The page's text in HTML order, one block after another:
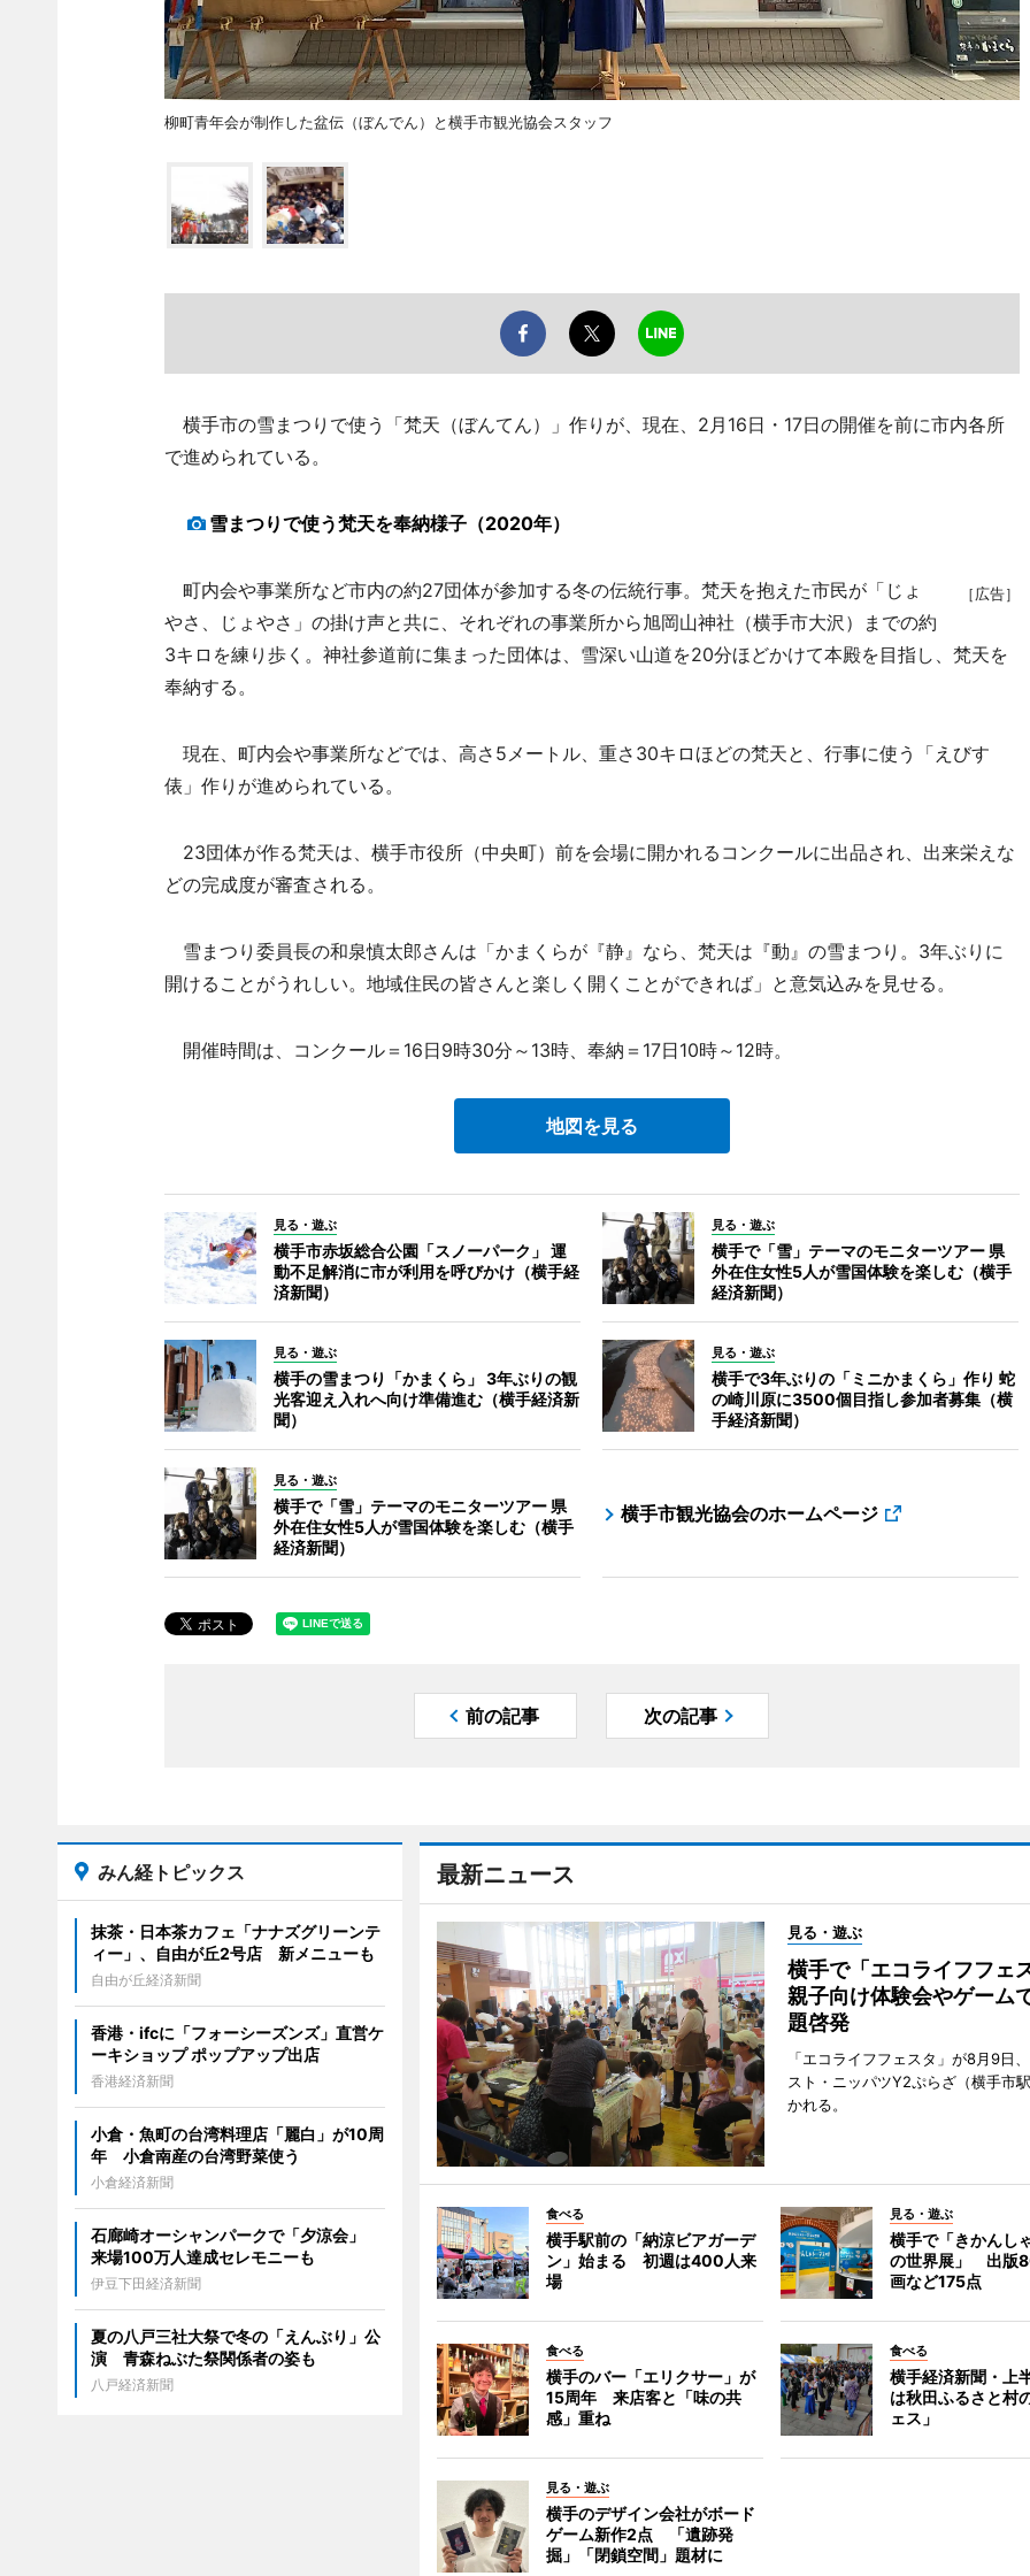
柳町青年会が制作した盆伝（ぼんでん）と横手市観光協会スタッフ
横手市の雪まつりで使う「梵天（ぼんてん）」作りが、現在、2月16日・17日の開催を前に市内各所
で進められている。
雪まつりで使う梵天を奉納様子（2020年）
［広告］
町内会や事業所など市内の約27団体が参加する冬の伝統行事。梵天を抱えた市民が「じょ
やさ、じょやさ」の掛け声と共に、それぞれの事業所から旭岡山神社（横手市大沢）までの約
3キロを練り歩く。神社参道前に集まった団体は、雪深い山道を20分ほどかけて本殿を目指し、梵天を
奉納する。
現在、町内会や事業所などでは、高さ5メートル、重さ30キロほどの梵天と、行事に使う「えびす
俵」作りが進められている。
23団体が作る梵天は、横手市役所（中央町）前を会場に開かれるコンクールに出品され、出来栄えな
どの完成度が審査される。
雪まつり委員長の和泉慎太郎さんは「かまくらが『静』なら、梵天は『動』の雪まつり。3年ぶりに
開けることがうれしい。地域住民の皆さんと楽しく開くことができれば」と意気込みを見せる。
開催時間は、コンクール＝16日9時30分～13時、奉納＝17日10時～12時。
地図を見る
見る・遊ぶ
横手市赤坂総合公園「スノーパーク」 運
動不足解消に市が利用を呼びかけ（横手経
済新聞）
見る・遊ぶ
横手で「雪」テーマのモニターツアー 県
外在住女性5人が雪国体験を楽しむ（横手
経済新聞）
見る・遊ぶ
横手の雪まつり「かまくら」 3年ぶりの観
光客迎え入れへ向け準備進む（横手経済新
聞）
見る・遊ぶ
横手で3年ぶりの「ミニかまくら」作り 蛇
の崎川原に3500個目指し参加者募集（横
手経済新聞）
見る・遊ぶ
横手で「雪」テーマのモニターツアー 県
外在住女性5人が雪国体験を楽しむ（横手
経済新聞）
横手市観光協会のホームページ
前の記事 次の記事
最新ニュース
見る・遊ぶ
横手で「エコライフフ
親子向け体験会やゲーム
題啓発
「エコライフフェスタ」が8月9日
スト・ニッパツY2ぷらざ（横手市
かれる。
食べる
横手駅前の「納涼ビアガーデ
ン」始まる 初週は400人来
場
見る・遊ぶ
横手で「きかんし
の世界展」 出版
画など175点
食べる
横手のバー「エリクサー」が
15周年 来店客と「味の共
感」重ね
食べる
横手経済新聞・上
は秋田ふるさと村
ェス」
見る・遊ぶ
横手のデザイン会社がボード
ゲーム新作2点 「遺跡発
掘」「閉鎖空間」題材に
みん経トピックス
抹茶・日本茶カフェ「ナナズグリーンテ
ィー」、自由が丘2号店 新メニューも
自由が丘経済新聞
香港・ifcに「フォーシーズンズ」直営ケ
ーキショップ ポップアップ出店
香港経済新聞
小倉・魚町の台湾料理店「麗白」が10周
年 小倉南産の台湾野菜使う
小倉経済新聞
石廊崎オーシャンパークで「夕涼会」
来場100万人達成セレモニーも
伊豆下田経済新聞
夏の八戸三社大祭で冬の「えんぶり」公
演 青森ねぶた祭関係者の姿も
八戸経済新聞